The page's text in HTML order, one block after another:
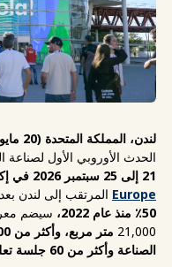
لندن، المملكة المتحدة (20 مايو 2026) -
الحدث الأوروبي الأول لصناعة
21 إلى 25 سبتمبر 2026 في إكسل لندن،
Europe المرتقب إلى لندن
50٪ منذ عام 2022،
سيضم
21,000 متر مربع، وأكثر من 800 عارض، وأكثر
الصناعة وأكثر من 60 جلسة تعليمية